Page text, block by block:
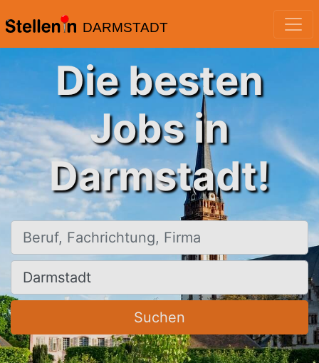
DARMSTADT
Die besten
Jobs in
Darmstadt!
Beruf, Fachrichtung, Firma
Ort, Stadt
Suchen